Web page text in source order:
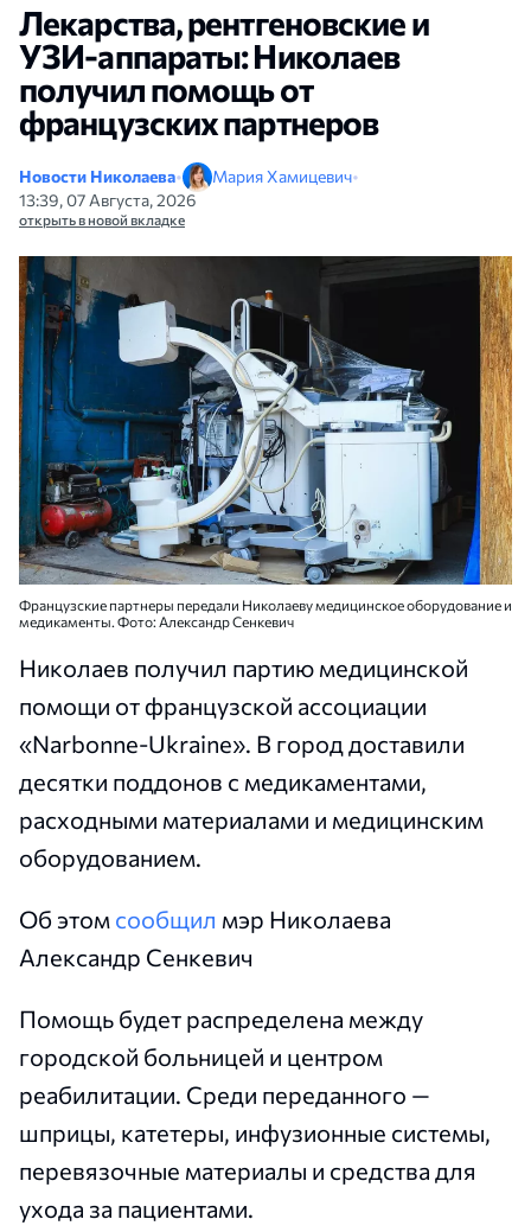
Лекарства, рентгеновские и
УЗИ-аппараты: Николаев
получил помощь от
французских партнеров
Новости Николаева• Мария Хамицевич•
13:39, 07 Августа, 2026
открыть в новой вкладке
Французские партнеры передали Николаеву медицинское оборудование и
медикаменты. Фото: Александр Сенкевич
Николаев получил партию медицинской
помощи от французской ассоциации
«Narbonne-Ukraine». В город доставили
десятки поддонов с медикаментами,
расходными материалами и медицинским
оборудованием.
Об этом сообщил мэр Николаева
Александр Сенкевич
Помощь будет распределена между
городской больницей и центром
реабилитации. Среди переданного —
шприцы, катетеры, инфузионные системы,
перевязочные материалы и средства для
ухода за пациентами.